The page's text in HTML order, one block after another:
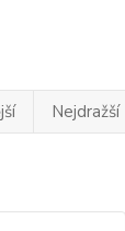
Nejdražší